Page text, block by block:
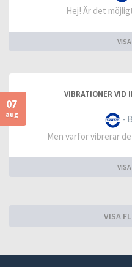
Hej! Är det
07
aug
VIBRATIONER VID
-
Men varför vibrerar
VISA